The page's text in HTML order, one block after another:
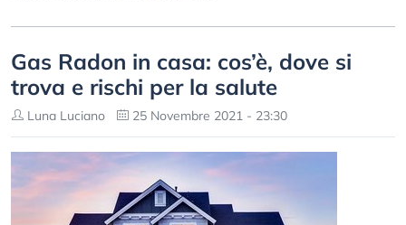
Gas Radon in casa: cos’è, dove si
trova e rischi per la salute
Luna Luciano 25 Novembre 2021 - 23:30